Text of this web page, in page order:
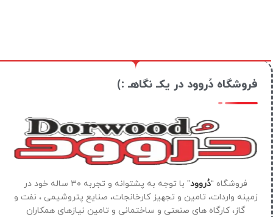
فروشگاه دُروود در یکـ نگاهـ :)
فروشگاه “دُروود
” با توجه به پشتوانه و تجربه ۳۰ ساله خود در
زمینه واردات، تامین و تجهیز کارخانجات، صنایع پتروشیمی ، نفت و
گاز، کارگاه های صنعتی و ساختمانی و تامین نیازهای همکاران